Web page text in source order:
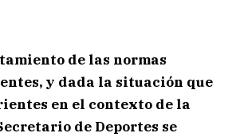
de las normas
y dada la situación que
en el contexto de la
de Deportes se